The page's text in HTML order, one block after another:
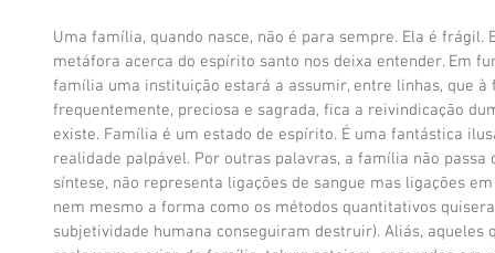
Uma família, quando nasce, não é para sempre. Ela é
metáfora acerca do espírito santo nos deixa entender. Em
família uma instituição estará a assumir, entre linhas, que
frequentemente, preciosa e sagrada, fica a reivindicação
existe. Família é um estado de espírito. É uma fantástica
realidade palpável. Por outras palavras, a família não
síntese, não representa ligações de sangue mas ligações
nem mesmo a forma como os métodos quantitativos
subjetividade humana conseguiram destruir). Aliás,